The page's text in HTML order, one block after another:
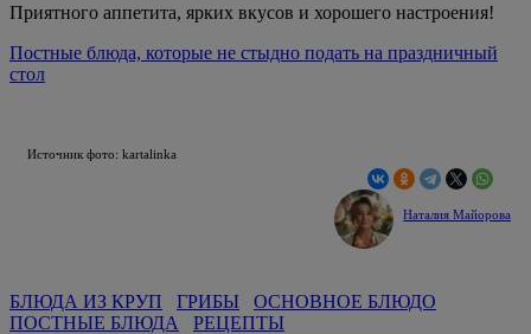
Приятного аппетита, ярких вкусов и хорошего настроения!
Постные блюда, которые не стыдно подать на праздничный
стол
Источник фото: kartalinka
Наталия Майорова
БЛЮДА ИЗ КРУП ГРИБЫ
ОСНОВНОЕ БЛЮДО
ПОСТНЫЕ БЛЮДА
РЕЦЕПТЫ